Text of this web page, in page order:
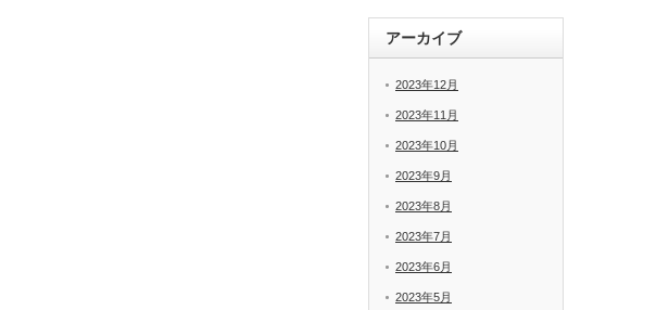
アーカイブ
2023年12月
2023年11月
2023年10月
2023年9月
2023年8月
2023年7月
2023年6月
2023年5月